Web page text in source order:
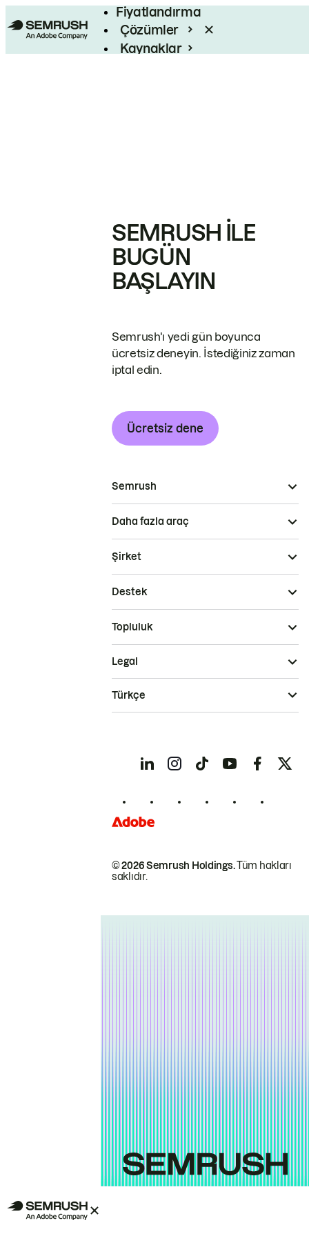
Fiyatlandırma
Çözümler
Kaynaklar
SEMRUSH ILE
BUGÜN
BAŞLAYIN
Semrush'ı yedi gün boyunca
ücretsiz deneyin. İstediğiniz zaman
iptal edin.
Ücretsiz dene
Semrush
Daha fazla araç
Şirket
Destek
Topluluk
© 2026 Semrush Holdings.Tüm hakları
saklıdır.
Legal
Türkçe